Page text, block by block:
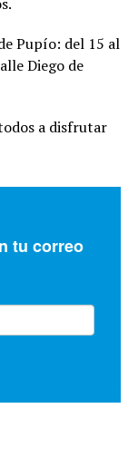
Pupío: del 15 al
Diego de
a disfrutar